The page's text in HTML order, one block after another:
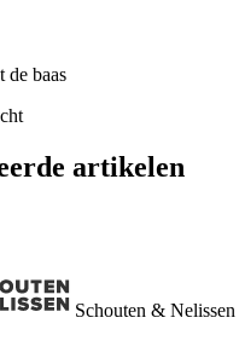
baas
artikelen
Schouten & Nelissen